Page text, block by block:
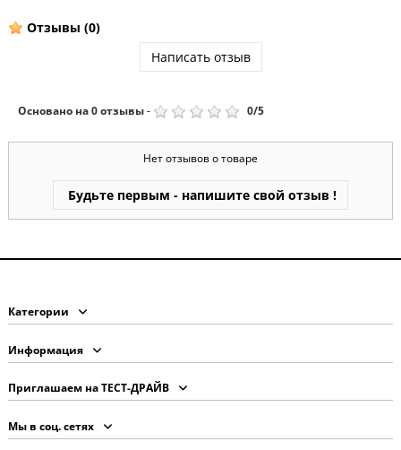
Отзывы (0)
Написать отзыв
Основано на0отзывы- 0/5
Нет отзывов о товаре
Будьте первым - напишите свой отзыв !
Категории
Информация
Приглашаем на ТЕСТ-ДРАЙВ
Мы в соц. сетях